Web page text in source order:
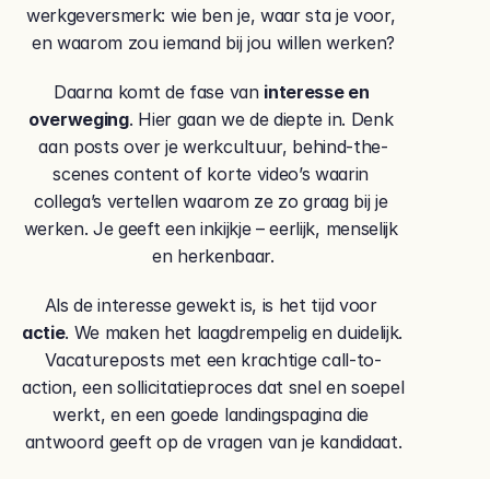
werkgeversmerk: wie ben je, waar sta je voor,
en waarom zou iemand bij jou willen werken?
Daarna komt de fase van interesse en
overweging. Hier gaan we de diepte in. Denk
aan posts over je werkcultuur, behind-the-
scenes content of korte video’s waarin
collega’s vertellen waarom ze zo graag bij je
werken. Je geeft een inkijkje – eerlijk, menselijk
en herkenbaar.
Als de interesse gewekt is, is het tijd voor
actie. We maken het laagdrempelig en duidelijk.
Vacatureposts met een krachtige call-to-
action, een sollicitatieproces dat snel en soepel
werkt, en een goede landingspagina die
antwoord geeft op de vragen van je kandidaat.